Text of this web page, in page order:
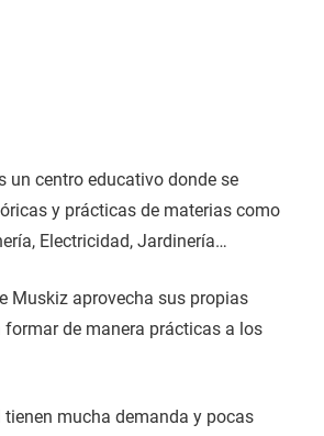
un centro educativo donde se
y prácticas de materias como
Electricidad, Jardinería…
Muskiz aprovecha sus propias
de manera prácticas a los
tienen mucha demanda y pocas